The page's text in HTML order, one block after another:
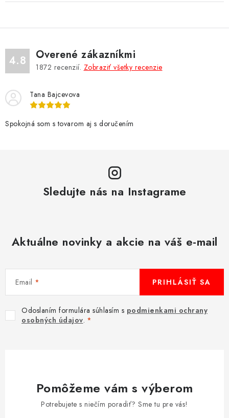
4.8 Overené zákazníkmi
1872 recenzií. Zobraziť všetky recenzie
Tana Bajcevova
Spokojná som s tovarom aj s doručením
Sledujte nás na Instagrame
Aktuálne novinky a akcie na váš e-mail
Email
Odoslaním formulára súhlasím s podmienkami ochrany
osobných údajov.
PRIHLÁSIŤ SA
Pomôžeme vám s výberom
Potrebujete s niečím poradiť? Sme tu pre vás!